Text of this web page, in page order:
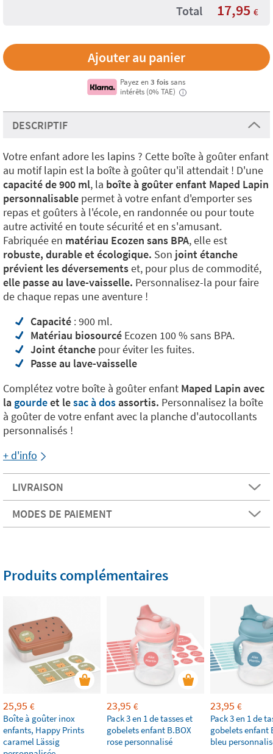
Total 17,95 €
Payez en 3 fois sans
intérêts (0% TAE)
i
DESCRIPTIF
Votre enfant adore les lapins ? Cette boîte à goûter enfant
au motif lapin est la boîte à goûter qu'il attendait ! D'une
capacité de 900 ml, la boîte à goûter enfant Maped Lapin
personnalisable permet à votre enfant d'emporter ses
repas et goûters à l'école, en randonnée ou pour toute
autre activité en toute sécurité et en s'amusant.
Fabriquée en matériau Ecozen sans BPA, elle est
robuste, durable et écologique. Son joint étanche
prévient les déversementset, pour plus de commodité,
elle passe au lave-vaisselle. Personnalisez-la pour faire
de chaque repas une aventure !
Capacité : 900 ml.
Matériau biosourcé Ecozen 100 % sans BPA.
Joint étanche pour éviter les fuites.
Passe au lave-vaisselle
Complétez votre boîte à goûter enfant Maped Lapin avec
la gourdeet lesac à dosassortis. Personnalisez la boîte
à goûter de votre enfant avec la planche d'autocollants
personnalisés !
+ d'info
LIVRAISON
MODES DE PAIEMENT
Produits complémentaires
25,95 €
Boîte à goûter inox
enfants, Happy Prints
caramel Lässig
23,95 €
Pack 3 en 1 de tasses et
gobelets enfant B.BOX
rose personnalisé
23,95 €
Pack 3 en 1 de
gobelets enfant
bleu